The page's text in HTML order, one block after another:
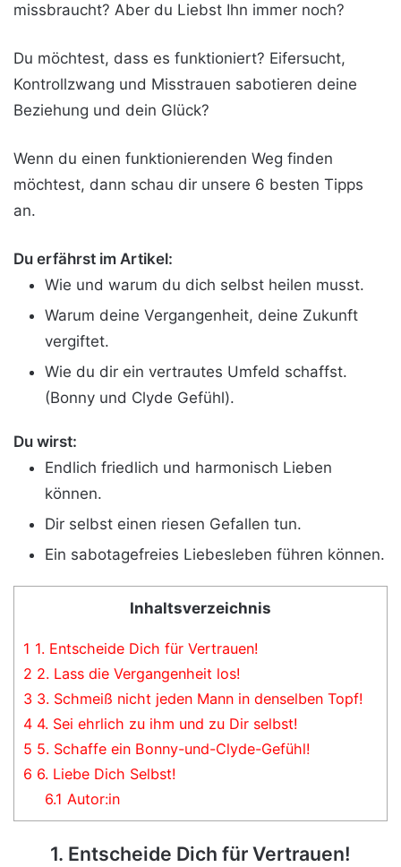
missbraucht? Aber du Liebst Ihn immer noch?
Du möchtest, dass es funktioniert? Eifersucht,
Kontrollzwang und Misstrauen sabotieren deine
Beziehung und dein Glück?
Wenn du einen funktionierenden Weg finden
möchtest, dann schau dir unsere 6 besten Tipps
an.
Du erfährst im Artikel:
Wie und warum du dich selbst heilen musst.
Warum deine Vergangenheit, deine Zukunft
vergiftet.
Wie du dir ein vertrautes Umfeld schaffst.
(Bonny und Clyde Gefühl).
Du wirst:
Endlich friedlich und harmonisch Lieben
können.
Dir selbst einen riesen Gefallen tun.
Ein sabotagefreies Liebesleben führen können.
Inhaltsverzeichnis
1 1. Entscheide Dich für Vertrauen!
2 2. Lass die Vergangenheit los!
3 3. Schmeiß nicht jeden Mann in denselben Topf!
4 4. Sei ehrlich zu ihm und zu Dir selbst!
5 5. Schaffe ein Bonny-und-Clyde-Gefühl!
6 6. Liebe Dich Selbst!
6.1 Autor:in
1. Entscheide Dich für Vertrauen!